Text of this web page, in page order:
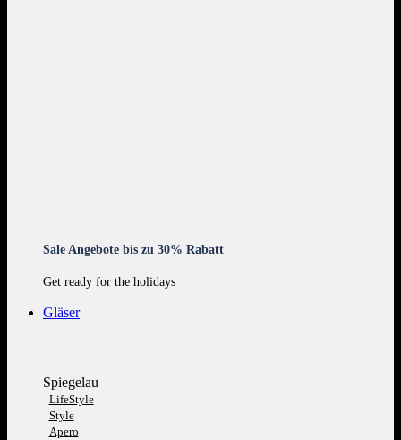
Sale Angebote bis zu 30% Rabatt
Get ready for the holidays
Gläser
Spiegelau
LifeStyle
Style
Apero